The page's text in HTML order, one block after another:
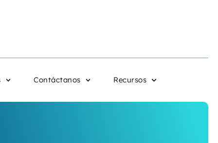
Contáctanos Recursos